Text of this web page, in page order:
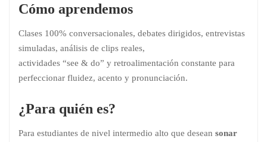
Cómo aprendemos
Clases 100% conversacionales, debates dirigidos, entrevistas
simuladas, análisis de clips reales,
actividades “see & do” y retroalimentación constante para
perfeccionar fluidez, acento y pronunciación.
¿Para quién es?
Para estudiantes de nivel intermedio alto que desean sonar